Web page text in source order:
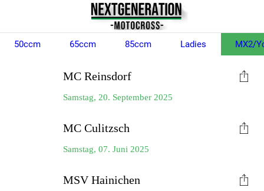
50ccm 65ccm 85ccm Ladies MX2/
MC Reinsdorf
Samstag, 20. September 2025
MC Culitzsch
Samstag, 07. Juni 2025
MSV Hainichen